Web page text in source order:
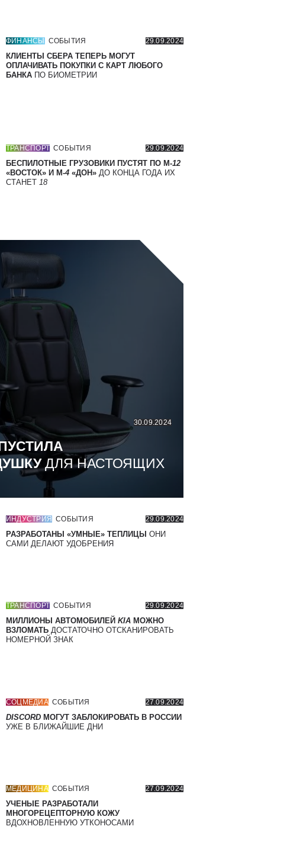
ФИНАНСЫ СОБЫТИЯ 29.09.2024
КЛИЕНТЫ СБЕРА ТЕПЕРЬ МОГУТ
ОПЛАЧИВАТЬ ПОКУПКИ С КАРТ ЛЮБОГО
БАНКА ПО БИОМЕТРИИ
ТРАНСПОРТ СОБЫТИЯ 29.09.2024
БЕСПИЛОТНЫЕ ГРУЗОВИКИ ПУСТЯТ ПО М-12
«ВОСТОК» И М-4 «ДОН» ДО КОНЦА ГОДА ИХ
СТАНЕТ 18
30.09.2024
ДЛЯ НАСТОЯЩИХ
ИНДУСТРИЯ СОБЫТИЯ 29.09.2024
РАЗРАБОТАНЫ «УМНЫЕ» ТЕПЛИЦЫ ОНИ
САМИ ДЕЛАЮТ УДОБРЕНИЯ
ТРАНСПОРТ СОБЫТИЯ 29.09.2024
МИЛЛИОНЫ АВТОМОБИЛЕЙ KIA МОЖНО
ВЗЛОМАТЬ ДОСТАТОЧНО ОТСКАНИРОВАТЬ
НОМЕРНОЙ ЗНАК
СОЦМЕДИА СОБЫТИЯ 27.09.2024
DISCORD МОГУТ ЗАБЛОКИРОВАТЬ В РОССИИ
УЖЕ В БЛИЖАЙШИЕ ДНИ
МЕДИЦИНА СОБЫТИЯ 27.09.2024
УЧЕНЫЕ РАЗРАБОТАЛИ
МНОГОРЕЦЕПТОРНУЮ КОЖУ
ВДОХНОВЛЕННУЮ УТКОНОСАМИ